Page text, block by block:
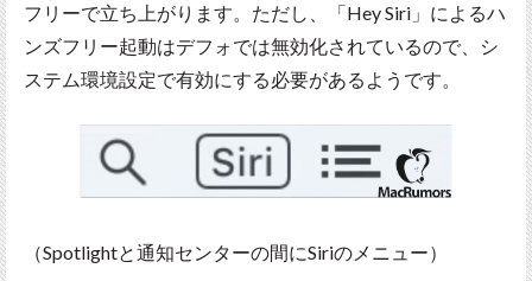
フリーで立ち上がります。ただし、「Hey Siri」によるハ
ンズフリー起動はデフォでは無効化されているので、シ
ステム環境設定で有効にする必要があるようです。
（Spotlightと通知センターの間にSiriのメニュー）